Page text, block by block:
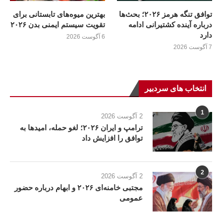
توافق تنگه هرمز ۲۰۲۶؛ بحث‌ها
درباره آینده کشتیرانی ادامه
دارد
7 آگوست 2026
بهترین میوه‌های تابستانی برای
تقویت سیستم ایمنی بدن ۲۰۲۶
6 آگوست 2026
انتخاب های سردبیر
1 2 آگوست 2026
ترامپ و ایران ۲۰۲۶؛ لغو حمله، امیدها به
توافق را افزایش داد
2 2 آگوست 2026
مجتبی خامنه‌ای ۲۰۲۶ و ابهام درباره حضور
عمومی